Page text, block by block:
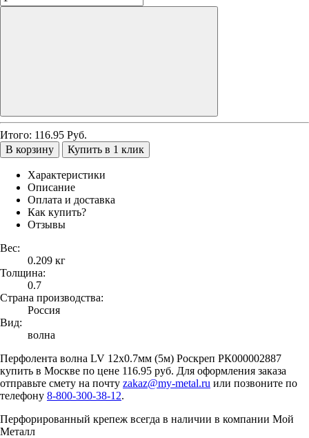
Итого: 116.95 Руб.
В корзину
Купить в 1 клик
Характеристики
Описание
Оплата и доставка
Как купить?
Отзывы
Вес:
0.209 кг
Толщина:
0.7
Страна производства:
Россия
Вид:
волна
Перфолента волна LV 12х0.7мм (5м) Роскреп РК000002887
купить в Москве по цене 116.95 руб. Для оформления заказа
отправьте смету на почту zakaz@my-metal.ru или позвоните по
телефону 8-800-300-38-12.
Перфорированный крепеж всегда в наличии в компании Мой
Металл